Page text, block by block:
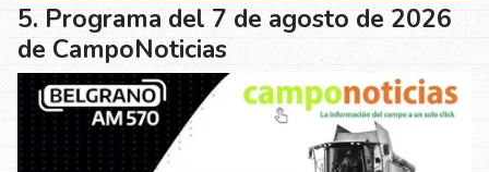
Programa del 7 de agosto de 2026
de CampoNoticias